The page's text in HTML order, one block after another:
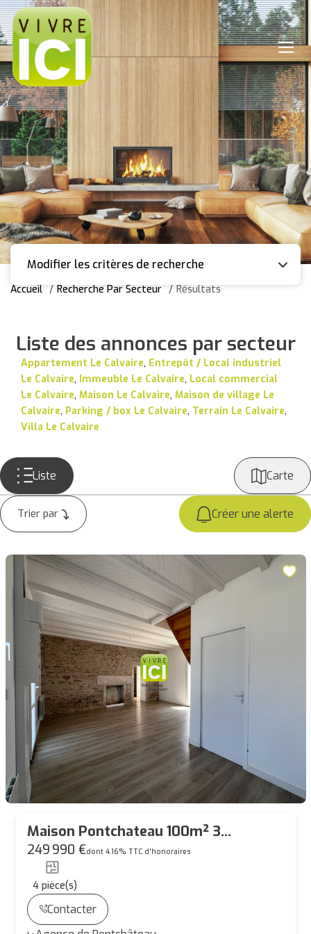
Modifier les critères de recherche
Accueil Recherche Par Secteur Résultats
Liste des annonces par secteur
Appartement Le Calvaire, Entrepôt / Local industriel
Le Calvaire, Immeuble Le Calvaire, Local commercial
Le Calvaire, Maison Le Calvaire, Maison de village Le
Calvaire, Parking / box Le Calvaire, Terrain Le Calvaire,
Villa Le Calvaire
Créer une alerte
Liste Carte
Maison Pontchateau 100m² 3
chambres + 1 bureau - jardin
249 990 €dont 4.16% TTC d'honoraires
4 pièce(s)
Contacter